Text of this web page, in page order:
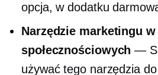
opcja, w dodatku
Narzędzie marketingu
społecznościowych —
używać tego narzędzia